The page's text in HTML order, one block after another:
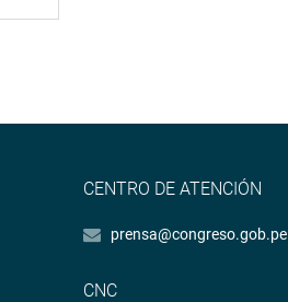
CENTRO DE ATENCIÓN
prensa@congreso.gob.pe
CNC